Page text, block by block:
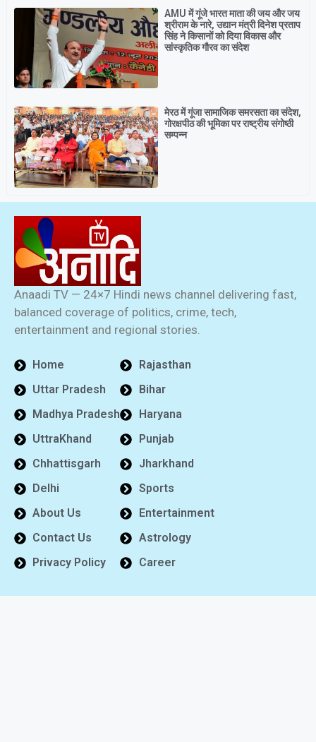
AMU में गूंजे भारत माता की जय और जय
श्रीराम के नारे, उद्यान मंत्री दिनेश प्रताप
सिंह ने किसानों को दिया विकास और
सांस्कृतिक गौरव का संदेश
मेरठ में गूंजा सामाजिक समरसता का संदेश,
गोरक्षपीठ की भूमिका पर राष्ट्रीय संगोष्ठी
सम्पन्न
Anaadi TV — 24×7 Hindi news channel delivering fast,
balanced coverage of politics, crime, tech,
entertainment and regional stories.
Home
Uttar Pradesh
Madhya Pradesh
UttraKhand
Chhattisgarh
Delhi
About Us
Contact Us
Privacy Policy
Rajasthan
Bihar
Haryana
Punjab
Jharkhand
Sports
Entertainment
Astrology
Career